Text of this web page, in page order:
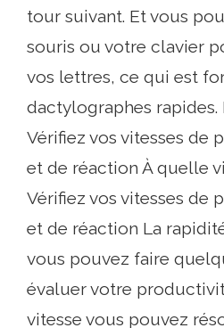
tour suivant. Et vous
souris ou votre clavier
vos lettres, ce qui est
dactylographes rapides.
Vérifiez vos vitesses de
et de réaction À quelle
Vérifiez vos vitesses de
et de réaction La
vous pouvez faire
évaluer votre
vitesse vous pouvez